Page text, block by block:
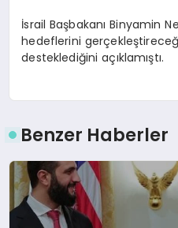
İsrail Başbakanı Binyamin
hedeflerini
desteklediğini açıklamıştı.
Benzer Haberler